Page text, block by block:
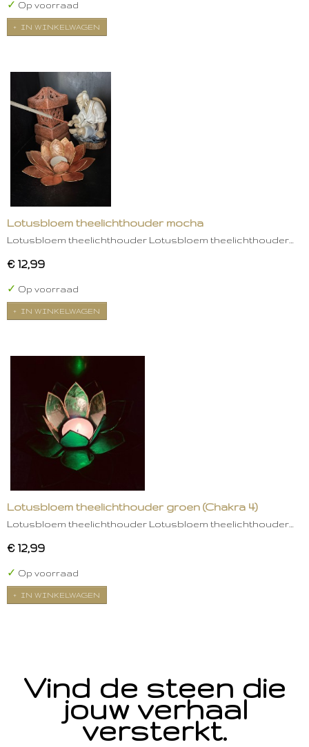
✓ Op voorraad
IN WINKELWAGEN
Lotusbloem theelichthouder mocha
Lotusbloem theelichthouder Lotusbloem theelichthouder…
€ 12,99
✓ Op voorraad
IN WINKELWAGEN
Lotusbloem theelichthouder groen (Chakra 4)
Lotusbloem theelichthouder Lotusbloem theelichthouder…
€ 12,99
✓ Op voorraad
IN WINKELWAGEN
Vind de steen die
jouw verhaal
versterkt.